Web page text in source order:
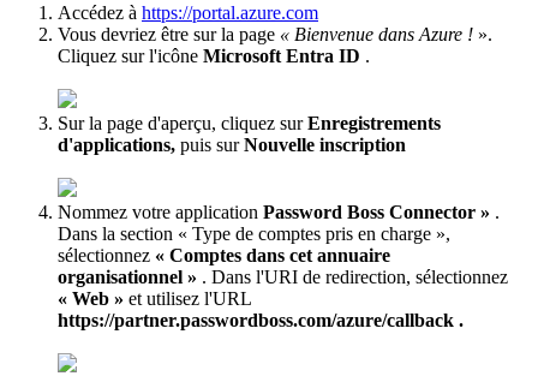
Accédez à https://portal.azure.com
Vous devriez être sur la page « Bienvenue dans Azure ! ».
Cliquez sur l'icône Microsoft Entra ID .
Sur la page d'aperçu, cliquez sur Enregistrements
d'applications, puis sur Nouvelle inscription
Nommez votre application Password Boss Connector » .
Dans la section « Type de comptes pris en charge »,
sélectionnez « Comptes dans cet annuaire
organisationnel » . Dans l'URI de redirection, sélectionnez
« Web » et utilisez l'URL
https://partner.passwordboss.com/azure/callback .